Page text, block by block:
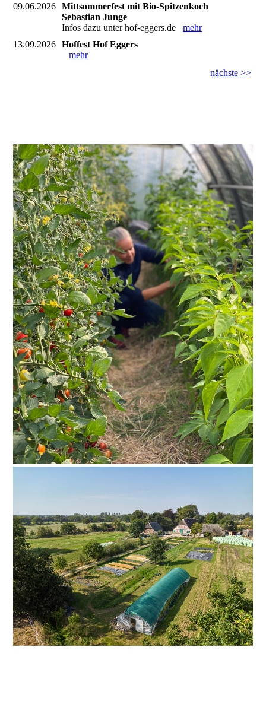
09.06.2026
Mittsommerfest mit Bio-Spitzenkoch
Sebastian Junge
Infos dazu unter hof-eggers.demehr
13.09.2026
Hoffest Hof Eggers
mehr
nächste >>